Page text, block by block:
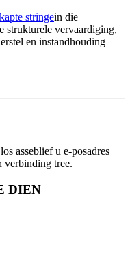
stringein die
strukturele vervaardiging,
en instandhouding
asseblief u e-posadres
verbinding tree.
DIEN